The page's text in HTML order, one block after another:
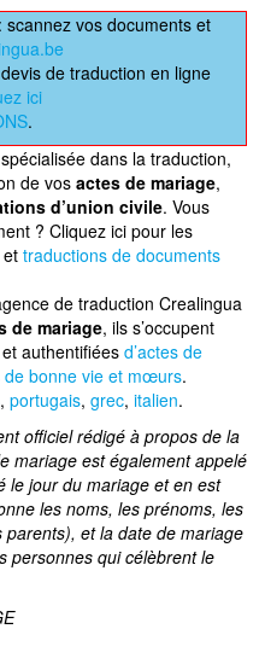
vos documents et
de traduction en ligne
ici
.
dans la traduction,
de vos actes de mariage,
d’union civile. Vous
? Cliquez ici pour les
et traductions de documents
de traduction Crealingua
de mariage, ils s’occupent
authentifiées d’actes de
de bonne vie et mœurs.
, portugais, grec, italien.
officiel rédigé à propos de la
mariage est également appelé
le jour du mariage et en est
les noms, les prénoms, les
parents), et la date de mariage
personnes qui célèbrent le